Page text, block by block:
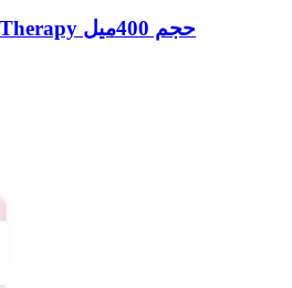
شامپو بیول مدل Curl Therapy حجم 400ميل